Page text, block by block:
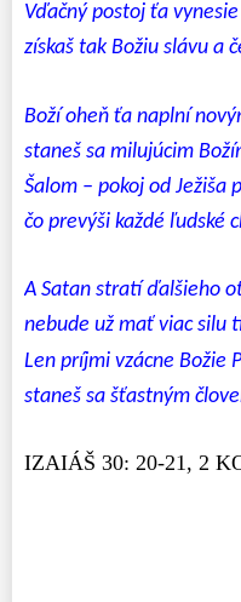
Vďačný postoj ťa
získaš tak Božiu slávu a
Boží oheň ťa naplní
staneš sa milujúcim
Šalom – pokoj od Ježiša
čo prevýši každé ľudské
A Satan stratí ďalšieho
nebude už mať viac silu
Len príjmi vzácne Božie
staneš sa šťastným
IZAIÁŠ 30: 20-21, 2